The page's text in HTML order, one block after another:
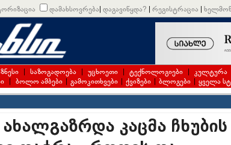
დამახსოვრება| დაგავიწყდა? | რეგისტრაცია |
| საზოგადოება | უცხოეთი | ტექნოლოგიები | კულტურა
| ბოლო ამბები | გამოკითხვები | ქვიზები | ბლოგები | ყველა
კაცმა ჩხუბის